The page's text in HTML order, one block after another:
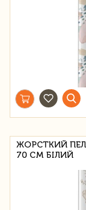
ЖОРСТКИЙ
70 СМ БІЛИЙ